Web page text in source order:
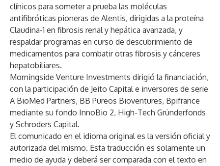
clínicos para someter a prueba las moléculas
antifibróticas pioneras de Alentis, dirigidas a la proteína
Claudina-1 en fibrosis renal y hepática avanzada, y
respaldar programas en curso de descubrimiento de
medicamentos para combatir otras fibrosis y cánceres
hepatobiliares.
Morningside Venture Investments dirigió la financiación,
con la participación de Jeito Capital e inversores de serie
A BioMed Partners, BB Pureos Bioventures, Bpifrance
mediante su fondo InnoBio 2, High-Tech Gründerfonds
y Schroders Capital.
El comunicado en el idioma original es la versión oficial y
autorizada del mismo. Esta traducción es solamente un
medio de ayuda y deberá ser comparada con el texto en